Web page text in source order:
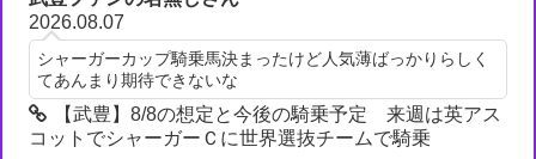
2026.08.07
シャーガーカップ騎乗馬決まったけど人気薄ばっかりらしく
てあんまり期待できないな
【武豊】8/8の想定と今後の騎乗予定 来週は英アス
コットでシャーガーＣに世界選抜チームで騎乗